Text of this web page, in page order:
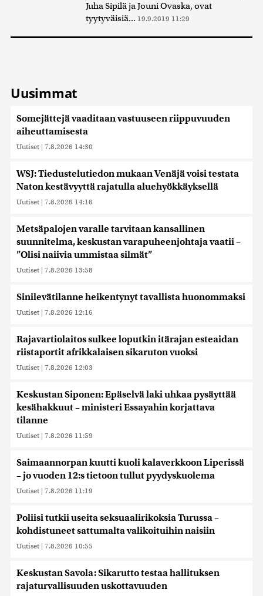
Juha Sipilä ja Jouni Ovaska, ovat
tyytyväisiä... 19.9.2019 11:29
Uusimmat
Somejättejä vaaditaan vastuuseen riippuvuuden
aiheuttamisesta
Uutiset | 7.8.2026 14:30
WSJ: Tiedustelutiedon mukaan Venäjä voisi testata
Naton kestävyyttä rajatulla aluehyökkäyksellä
Uutiset | 7.8.2026 14:16
Metsäpalojen varalle tarvitaan kansallinen
suunnitelma, keskustan varapuheenjohtaja vaatii –
”Olisi naiivia ummistaa silmät”
Uutiset | 7.8.2026 13:58
Sinilevätilanne heikentynyt tavallista huonommaksi
Uutiset | 7.8.2026 12:16
Rajavartiolaitos sulkee loputkin itärajan esteaidan
riistaportit afrikkalaisen sikaruton vuoksi
Uutiset | 7.8.2026 12:03
Keskustan Siponen: Epäselvä laki uhkaa pysäyttää
kesähakkuut – ministeri Essayahin korjattava
tilanne
Uutiset | 7.8.2026 11:59
Saimaannorpan kuutti kuoli kalaverkkoon Liperissä
– jo vuoden 12:s tietoon tullut pyydyskuolema
Uutiset | 7.8.2026 11:19
Poliisi tutkii useita seksuaalirikoksia Turussa –
kohdistuneet sattumalta valikoituihin naisiin
Uutiset | 7.8.2026 10:55
Keskustan Savola: Sikarutto testaa hallituksen
rajaturvallisuuden uskottavuuden